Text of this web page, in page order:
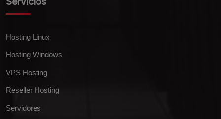
Hosting Linux
Hosting Windows
VPS Hosting
Reseller Hosting
Servidores